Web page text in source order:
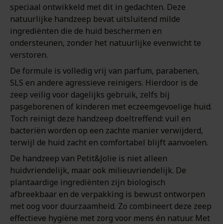
speciaal ontwikkeld met dit in gedachten. Deze
natuurlijke handzeep bevat uitsluitend milde
ingrediënten die de huid beschermen en
ondersteunen, zonder het natuurlijke evenwicht te
verstoren.
De formule is volledig vrij van parfum, parabenen,
SLS en andere agressieve reinigers. Hierdoor is de
zeep veilig voor dagelijks gebruik, zelfs bij
pasgeborenen of kinderen met eczeemgevoelige huid.
Toch reinigt deze handzeep doeltreffend: vuil en
bacteriën worden op een zachte manier verwijderd,
terwijl de huid zacht en comfortabel blijft aanvoelen.
De handzeep van Petit&Jolie is niet alleen
huidvriendelijk, maar ook milieuvriendelijk. De
plantaardige ingrediënten zijn biologisch
afbreekbaar en de verpakking is bewust ontworpen
met oog voor duurzaamheid. Zo combineert deze zeep
effectieve hygiëne met zorg voor mens én natuur. Met